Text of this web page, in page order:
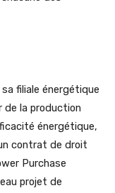
filiale énergétique
de la production
énergétique,
contrat de droit
Purchase
projet de